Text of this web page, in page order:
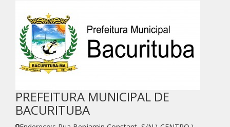
PREFEITURA MUNICIPAL DE
BACURITUBA